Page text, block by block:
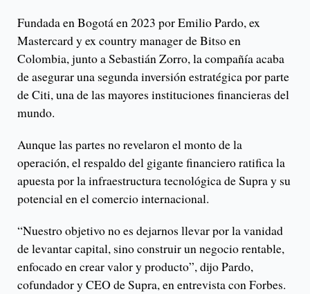
Fundada en Bogotá en 2023 por Emilio Pardo, ex
Mastercard y ex country manager de Bitso en
Colombia, junto a Sebastián Zorro, la compañía acaba
de asegurar una segunda inversión estratégica por parte
de Citi, una de las mayores instituciones financieras del
mundo.
Aunque las partes no revelaron el monto de la
operación, el respaldo del gigante financiero ratifica la
apuesta por la infraestructura tecnológica de Supra y su
potencial en el comercio internacional.
“Nuestro objetivo no es dejarnos llevar por la vanidad
de levantar capital, sino construir un negocio rentable,
enfocado en crear valor y producto”, dijo Pardo,
cofundador y CEO de Supra, en entrevista con Forbes.